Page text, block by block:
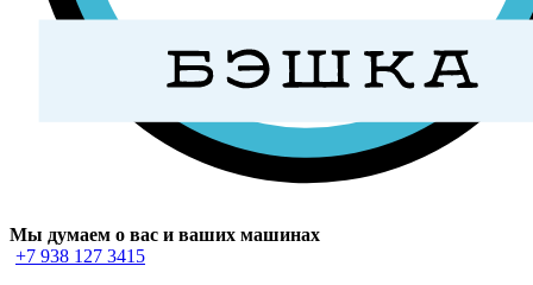
Мы думаем о вас и ваших машинах
+7 938 127 3415